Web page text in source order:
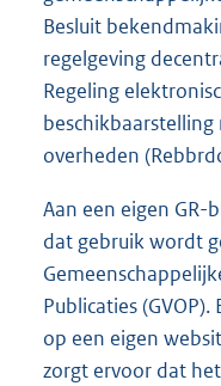
Besluit
regelgeving
Regeling
overheden
Aan een eigen
dat gebruik wordt
Publicaties
op een eigen
zorgt ervoor dat